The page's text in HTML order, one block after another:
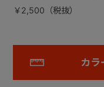
￥2,500（税抜）
カラ